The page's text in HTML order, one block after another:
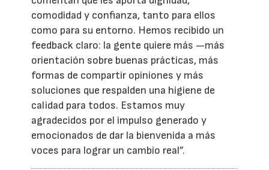
comodidad y confianza, tanto para ellos
como para su entorno. Hemos recibido un
feedback claro: la gente quiere más —más
orientación sobre buenas prácticas, más
formas de compartir opiniones y más
soluciones que respalden una higiene de
calidad para todos. Estamos muy
agradecidos por el impulso generado y
emocionados de dar la bienvenida a más
voces para lograr un cambio real”.